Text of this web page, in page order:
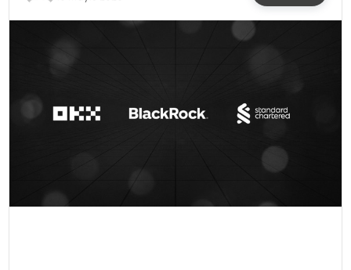
MAGAZIN
EĞITIM